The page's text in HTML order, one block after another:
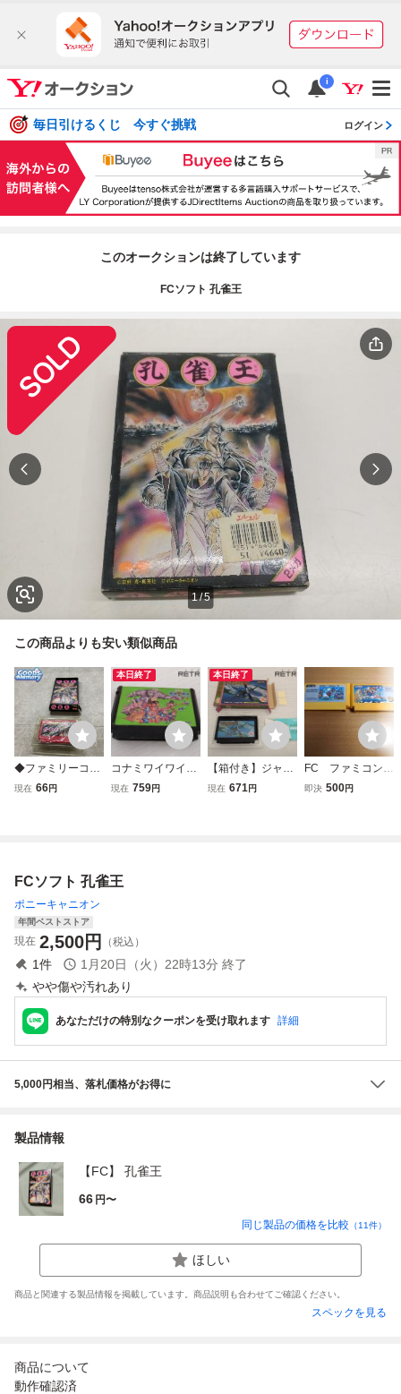
i
毎日引けるくじ 今すぐ挑戦 ログイン
このオークションは終了しています
FCソフト 孔雀王
1/5
この商品よりも安い類似商品
◆ファミリーコン
ピューター/ファミ
現在 66円
本日終了
コナミワイワイワ
ールド ファミコン
現在 759円
本日終了
【箱付き】ジャイ
ロダイン ファミコ
現在 671円
FC ファミコン
スーパーマリオブ
即決 500円
FCソフト 孔雀王
ポニーキャニオン
年間ベストストア
現在 2,500円 （税込）
1件 1月20日（火）22時13分 終了
やや傷や汚れあり
あなただけの特別なクーポンを受け取れます 詳細
5,000円相当、落札価格がお得に
製品情報
【FC】 孔雀王
66 円〜
同じ製品の価格を比較 （11件）
ほしい
商品と関連する製品情報を掲載しています。商品説明も合わせてご確認ください。
スペックを見る
商品について
動作確認済